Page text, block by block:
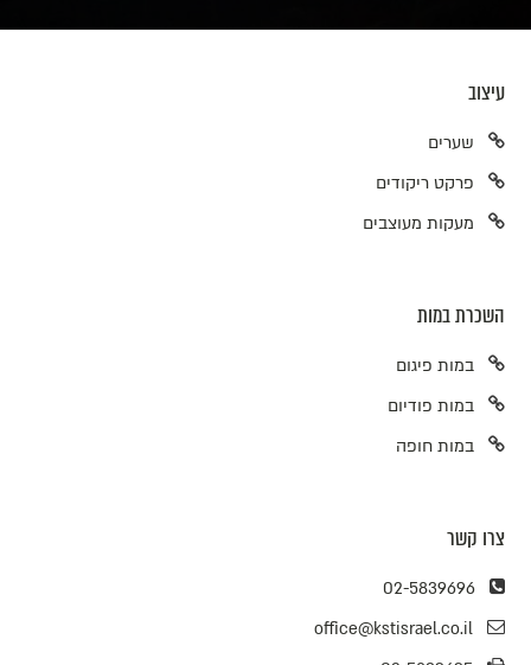
עיצוב
שערים
פרקט ריקודים
מעקות מעוצבים
השכרת במות
במות פיגום
במות פודיום
במות חופה
צרו קשר
02-5839696
office@kstisrael.co.il